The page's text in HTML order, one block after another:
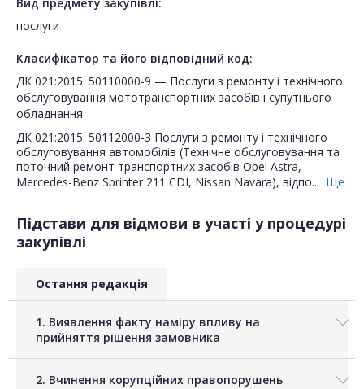
послуги
Класифікатор та його відповідний код:
ДК 021:2015: 50110000-9 — Послуги з ремонту і технічного
обслуговування мототранспортних засобів і супутнього
обладнання
ДК 021:2015: 50112000-3 Послуги з ремонту і технічного
обслуговування автомобілів (Технічне обслуговування та
поточний ремонт транспортних засобів Opel Astra,
Mercedes-Benz Sprinter 211 CDI, Nissan Navara), відпо... Ще
Підстави для відмови в участі у процедурі
закупівлі
Остання редакція
1. Виявлення факту наміру впливу на
прийняття рішення замовника
2. Вчинення корупційних правопорушень